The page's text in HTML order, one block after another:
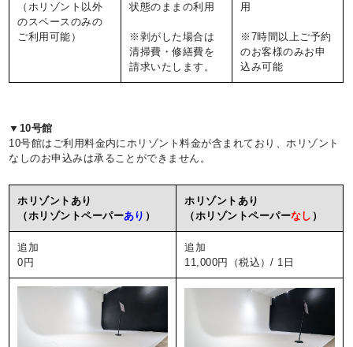
（ホリゾント以外
のスペースのみの
ご利用可能）
状態のままの利用
※剥がした場合は
清掃費・修繕費を
請求いたします。
用
※7時間以上ご予約
のお客様のみお申
込み可能
▼10号館
10号館はご利用料金内にホリゾント料金が含まれており、ホリゾント
なしのお申込みは承ることができません。
ホリゾントあり
（ホリゾントペーパーあり ）
ホリゾントあり
（ホリゾントペーパーなし ）
追加
0円
追加
11,000円（税込）/ 1日